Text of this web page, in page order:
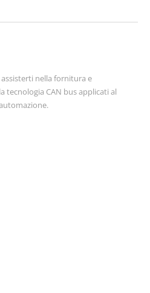
nella fornitura e
tecnologia CAN bus applicati al